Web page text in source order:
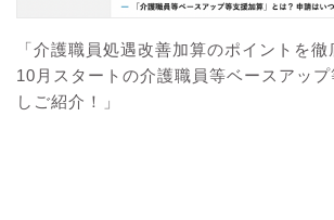
「介護職員処遇改善加算のポイントを
10月スタートの介護職員等ベースアッ
しご紹介！」